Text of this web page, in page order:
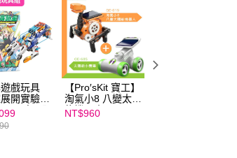
定代理人或監護人之同意方可使用
申辦者引起之損失，本公司不負相關責
將依據個別帳號之用戶狀況，依本公司
仍有額度不足之情形，本公司將視審查
他人資訊註冊。若發現惡意使用之情
停止該用戶之使用額度並採取法律行
遊戲玩具
開實驗室
寶工】
手套 GE-
【Pro′sKit 寶工】
淘氣小8 八變太陽
能機器人 GE-619
+ 太陽能小賽車
NT$960